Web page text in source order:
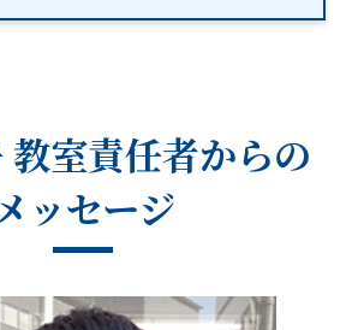
教室責任者からの
ッセージ